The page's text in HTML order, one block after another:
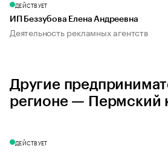
ДЕЙСТВУЕТ
ИП Беззубова Елена Андреевна
Деятельность рекламных агентств
Другие
регионе — Пермский
ДЕЙСТВУЕТ